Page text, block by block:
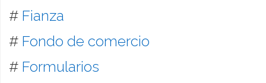
# Fianza
# Fondo de comercio
# Formularios